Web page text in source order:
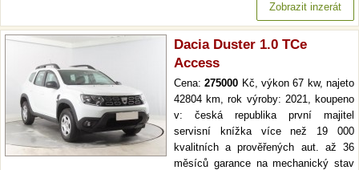
Zobrazit inzerát
Dacia Duster 1.0 TCe
Access
Cena:275000 Kč, výkon 67 kw, najeto
42804 km, rok výroby: 2021, koupeno
v: česká republika první majitel
servisní knížka více než 19 000
kvalitních a prověřených aut. až 36
měsíců garance na mechanický stav